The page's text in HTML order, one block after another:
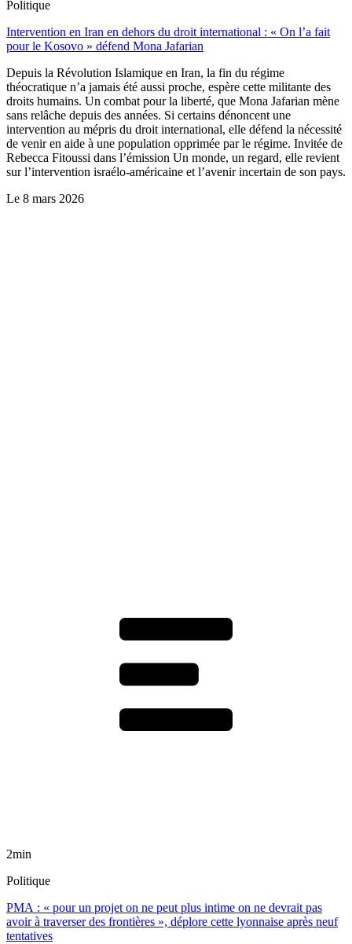
Politique
Intervention en Iran en dehors du droit international : « On l’a fait
pour le Kosovo » défend Mona Jafarian
Depuis la Révolution Islamique en Iran, la fin du régime
théocratique n’a jamais été aussi proche, espère cette militante des
droits humains. Un combat pour la liberté, que Mona Jafarian mène
sans relâche depuis des années. Si certains dénoncent une
intervention au mépris du droit international, elle défend la nécessité
de venir en aide à une population opprimée par le régime. Invitée de
Rebecca Fitoussi dans l’émission Un monde, un regard, elle revient
sur l’intervention israélo-américaine et l’avenir incertain de son pays.
Le 8 mars 2026
2min
Politique
PMA : « pour un projet on ne peut plus intime on ne devrait pas
avoir à traverser des frontières », déplore cette lyonnaise après neuf
tentatives